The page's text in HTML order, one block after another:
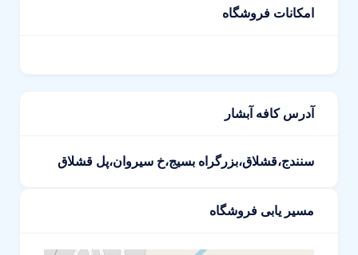
امکانات فروشگاه
آدرس کافه آبشار
سنندج،قشلاق،بزرگراه بسیج،خ سیروان،پل قشلاق
مسیر یابی فروشگاه